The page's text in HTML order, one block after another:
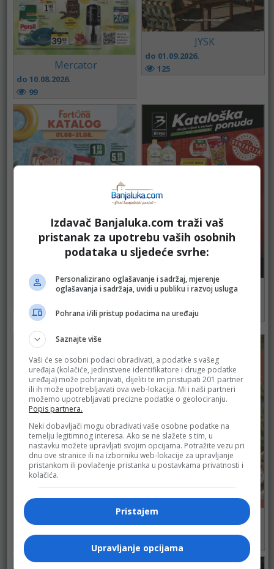
Mercator
do 10.08.2026.
99
JYSK
do 01.09.2026.
125
FORTUNA
do 31.08.2026.
78
BINGO
105
122
Izdavač Banjaluka.com traži vaš
pristanak za upotrebu vaših osobnih
podataka u sljedeće svrhe:
Personalizirano oglašavanje i sadržaj, mjerenje
oglašavanja i sadržaja, uvidi u publiku i razvoj usluga
Pohrana i/ili pristup podacima na uređaju
Saznajte više
Vaši će se osobni podaci obrađivati, a podatke s vašeg
uređaja (kolačiće, jedinstvene identifikatore i druge podatke
uređaja) može pohranjivati, dijeliti te im pristupati 201 partner
ili ih može upotrebljavati ova web-lokacija. Mi i naši partneri
možemo upotrebljavati precizne podatke o geolociranju.
Popis partnera.
Neki dobavljači mogu obrađivati vaše osobne podatke na
temelju legitimnog interesa. Ako se ne slažete s tim, u
nastavku možete upravljati svojim opcijama. Potražite vezu pri
dnu ove stranice ili na izborniku web-lokacije za upravljanje
pristankom ili povlačenje pristanka u postavkama privatnosti i
kolačića.
Pristajem
Upravljanje opcijama